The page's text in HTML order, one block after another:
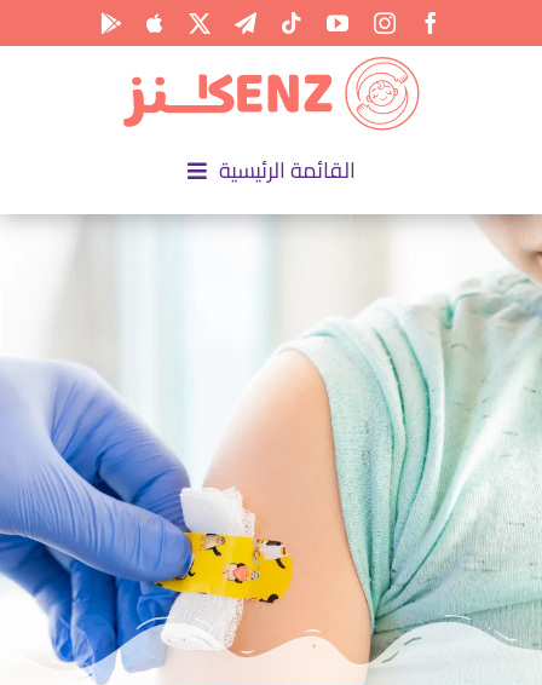
القائمة الرئيسية
الرئيسية
الأنشطة
المناسبات
المقالات
حول علمتني كنز
احجزي استشارة